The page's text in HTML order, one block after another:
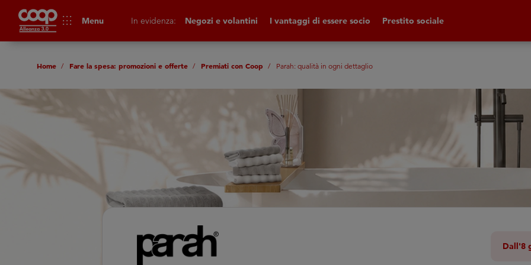
apps Menu In evidenza: Negozi e volantini I vantaggi di essere socio Prestito sociale
Home Fare la spesa: promozioni e offerte Premiati con Coop Parah: qualità in ogni dettaglio
Dall'8